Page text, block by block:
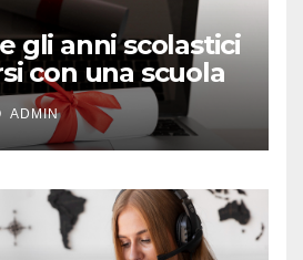
gli anni scolastici
con una scuola
in Italia
ADMIN